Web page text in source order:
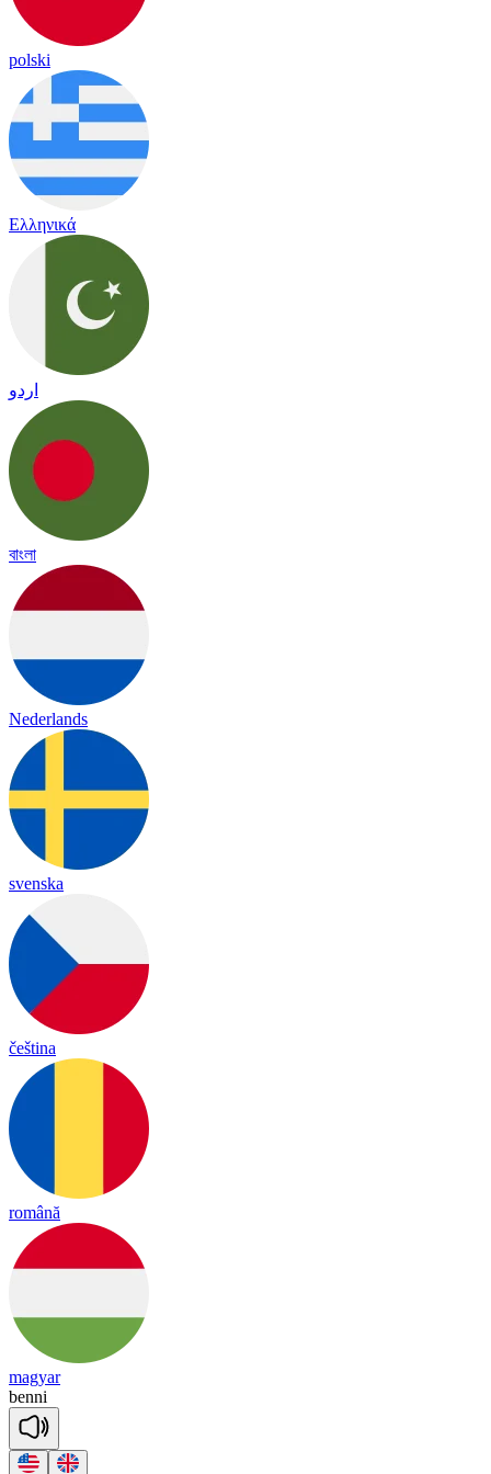
polski
Ελληνικά
اردو
বাংলা
Nederlands
svenska
čeština
română
magyar
benni